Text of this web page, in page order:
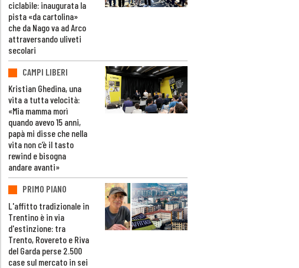
ciclabile: inaugurata la
pista «da cartolina»
che da Nago va ad Arco
attraversando uliveti
secolari
CAMPI LIBERI
Kristian Ghedina, una
vita a tutta velocità:
«Mia mamma morì
quando avevo 15 anni,
papà mi disse che nella
vita non c’è il tasto
rewind e bisogna
andare avanti»
PRIMO PIANO
L'affitto tradizionale in
Trentino è in via
d'estinzione: tra
Trento, Rovereto e Riva
del Garda perse 2.500
case sul mercato in sei